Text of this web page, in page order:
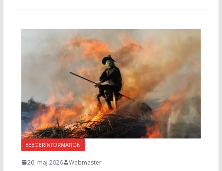
BEBOERINFORMATION
26. maj 2026 Webmaster